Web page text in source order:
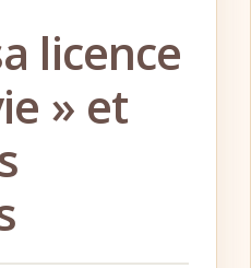
licence
» et